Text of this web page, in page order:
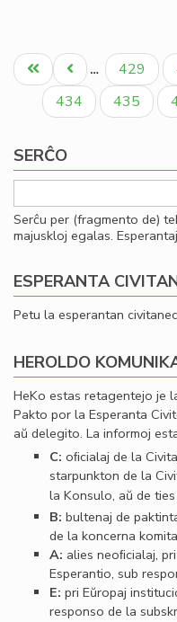
Pagination
Unua
paĝo
Antaŭa
paĝo
… Paĝo
429
Paĝo
434 Paĝo
435
SERĈO
Serĉu per (fragmento de)
majuskloj egalas.
ESPERANTA
Petu la esperantan
HEROLDO
HeKo estas retagentejo je
Pakto por la Esperanta
aŭ delegito. La informoj
C: oﬁcialaj de la
starpunkton de la
la Konsulo, aŭ de
B: bultenaj de
de la koncerna
A: alies neoﬁcialaj,
Esperantio, sub
E: pri Eŭropaj
responso de la